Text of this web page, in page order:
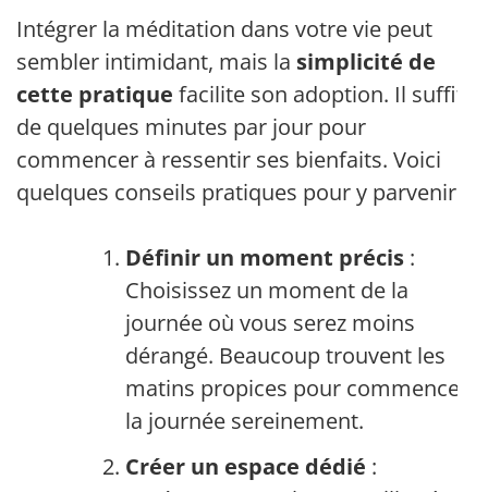
Intégrer la méditation dans votre vie peut
sembler intimidant, mais la simplicité de
cette pratique facilite son adoption. Il suffit
de quelques minutes par jour pour
commencer à ressentir ses bienfaits. Voici
quelques conseils pratiques pour y parvenir :
Définir un moment précis :
Choisissez un moment de la
journée où vous serez moins
dérangé. Beaucoup trouvent les
matins propices pour commencer
la journée sereinement.
Créer un espace dédié :